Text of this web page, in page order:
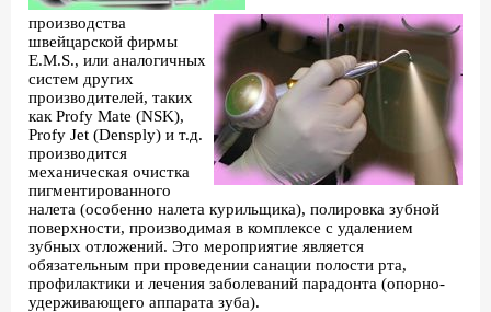
производства
швейцарской фирмы
E.M.S., или аналогичных
систем других
производителей, таких
как Profy Mate (NSK),
Profy Jet (Densply) и т.д.
производится
механическая очистка
пигментированного
налета (особенно налета курильщика), полировка зубной
поверхности, производимая в комплексе с удалением
зубных отложений. Это мероприятие является
обязательным при проведении санации полости рта,
профилактики и лечения заболеваний парадонта (опорно-
удерживающего аппарата зуба).